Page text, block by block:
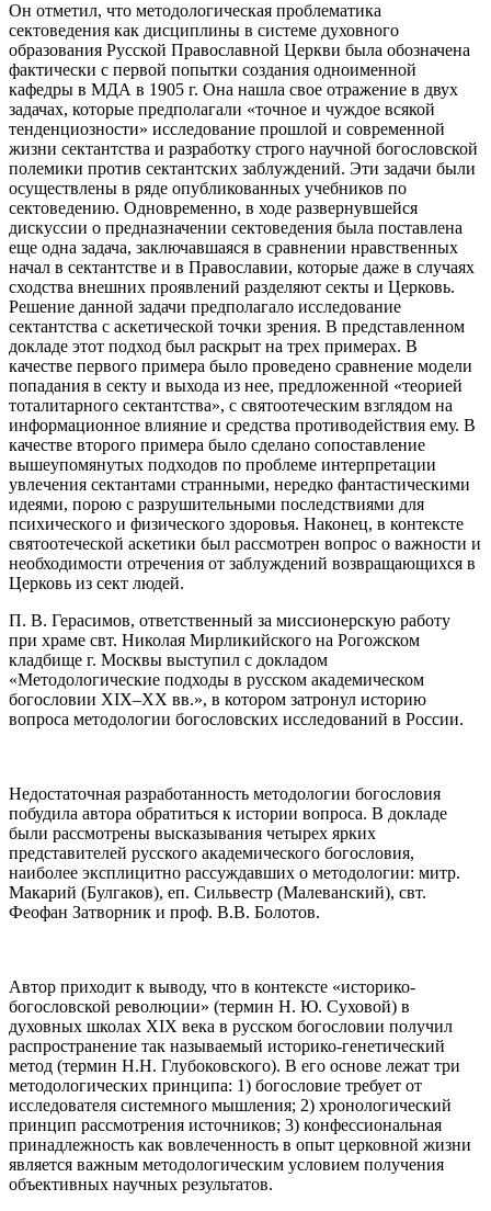
Он отметил, что методологическая проблематика
сектоведения как дисциплины в системе духовного
образования Русской Православной Церкви была обозначена
фактически с первой попытки создания одноименной
кафедры в МДА в 1905 г. Она нашла свое отражение в двух
задачах, которые предполагали «точное и чуждое всякой
тенденциозности» исследование прошлой и современной
жизни сектантства и разработку строго научной богословской
полемики против сектантских заблуждений. Эти задачи были
осуществлены в ряде опубликованных учебников по
сектоведению. Одновременно, в ходе развернувшейся
дискуссии о предназначении сектоведения была поставлена
еще одна задача, заключавшаяся в сравнении нравственных
начал в сектантстве и в Православии, которые даже в случаях
сходства внешних проявлений разделяют секты и Церковь.
Решение данной задачи предполагало исследование
сектантства с аскетической точки зрения. В представленном
докладе этот подход был раскрыт на трех примерах. В
качестве первого примера было проведено сравнение модели
попадания в секту и выхода из нее, предложенной «теорией
тоталитарного сектантства», с святоотеческим взглядом на
информационное влияние и средства противодействия ему. В
качестве второго примера было сделано сопоставление
вышеупомянутых подходов по проблеме интерпретации
увлечения сектантами странными, нередко фантастическими
идеями, порою с разрушительными последствиями для
психического и физического здоровья. Наконец, в контексте
святоотеческой аскетики был рассмотрен вопрос о важности и
необходимости отречения от заблуждений возвращающихся в
Церковь из сект людей.
П. В. Герасимов, ответственный за миссионерскую работу
при храме свт. Николая Мирликийского на Рогожском
кладбище г. Москвы выступил с докладом
«Методологические подходы в русском академическом
богословии XIX–XX вв.», в котором затронул историю
вопроса методологии богословских исследований в России.
Недостаточная разработанность методологии богословия
побудила автора обратиться к истории вопроса. В докладе
были рассмотрены высказывания четырех ярких
представителей русского академического богословия,
наиболее эксплицитно рассуждавших о методологии: митр.
Макарий (Булгаков), еп. Сильвестр (Малеванский), свт.
Феофан Затворник и проф. В.В. Болотов.
Автор приходит к выводу, что в контексте «историко-
богословской революции» (термин Н. Ю. Суховой) в
духовных школах XIX века в русском богословии получил
распространение так называемый историко-генетический
метод (термин Н.Н. Глубоковского). В его основе лежат три
методологических принципа: 1) богословие требует от
исследователя системного мышления; 2) хронологический
принцип рассмотрения источников; 3) конфессиональная
принадлежность как вовлеченность в опыт церковной жизни
является важным методологическим условием получения
объективных научных результатов.